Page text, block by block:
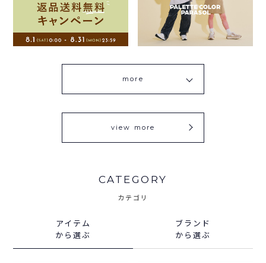
more
view more
CATEGORY
カテゴリ
アイテム
から選ぶ
ブランド
から選ぶ